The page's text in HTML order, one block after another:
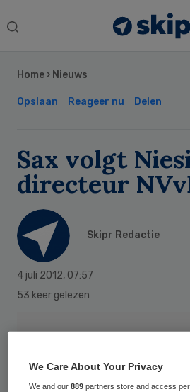
Search
Home › Nieuws
Opslaan Reageer nu Delen
Sax volgt
directeur
Skipr Redactie
4 juli 2012, 07:57
53 keer gelezen
Sidebar
We Care About Your Privacy
We and our889 partners store and access